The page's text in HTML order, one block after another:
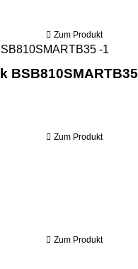
Zum Produkt
BSB810SMARTB35
Zum Produkt
Zum Produkt